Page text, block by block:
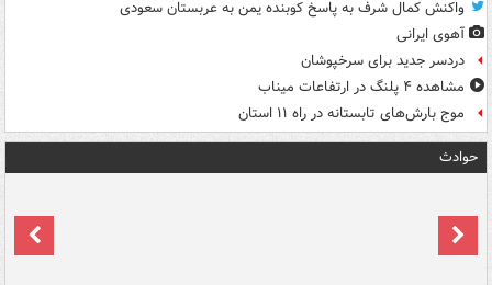
واکنش کمال شرف به پاسخ کوبنده یمن به عربستان سعودی
آهوی ایرانی
دردسر جدید برای سرخپوشان
مشاهده ۴ پلنگ در ارتفاعات میناب
موج بارش‌های تابستانه در راه ۱۱ استان
حوادث